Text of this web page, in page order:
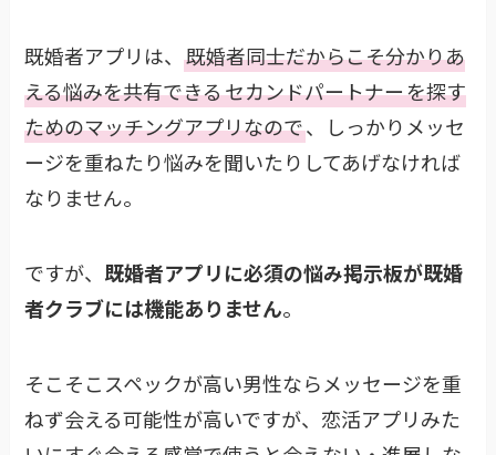
既婚者アプリは、既婚者同士だからこそ分かりあ
える悩みを共有できるセカンドパートナーを探す
ためのマッチングアプリなので、しっかりメッセ
ージを重ねたり悩みを聞いたりしてあげなければ
なりません。
ですが、 既婚者アプリに必須の悩み掲示板が既婚
者クラブには機能ありません。
そこそこスペックが高い男性ならメッセージを重
ねず会える可能性が高いですが、恋活アプリみた